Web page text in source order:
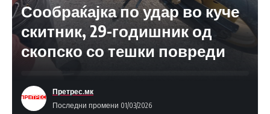
Сообраќајка по удар во куче
скитник, 29-годишник од
скопско со тешки повреди
Последни промени 01/03/2026
Претрес.мк